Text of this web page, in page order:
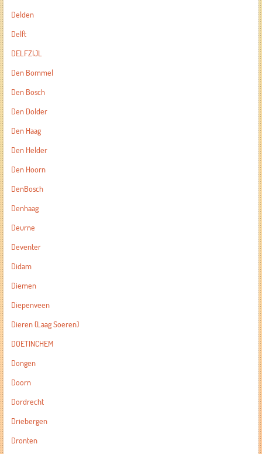
Delden
Delft
DELFZIJL
Den Bommel
Den Bosch
Den Dolder
Den Haag
Den Helder
Den Hoorn
DenBosch
Denhaag
Deurne
Deventer
Didam
Diemen
Diepenveen
Dieren (Laag Soeren)
DOETINCHEM
Dongen
Doorn
Dordrecht
Driebergen
Dronten